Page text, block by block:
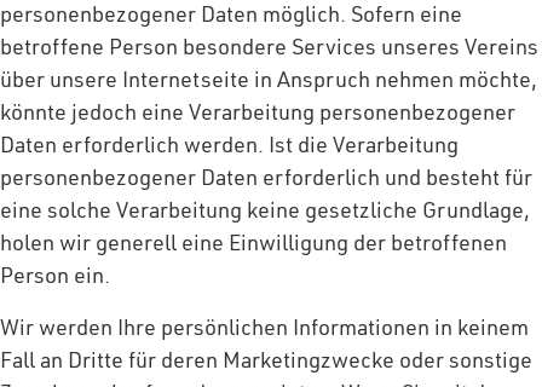
personenbezogener Daten möglich. Sofern eine
betroffene Person besondere Services unseres Vereins
über unsere Internetseite in Anspruch nehmen möchte,
könnte jedoch eine Verarbeitung personenbezogener
Daten erforderlich werden. Ist die Verarbeitung
personenbezogener Daten erforderlich und besteht für
eine solche Verarbeitung keine gesetzliche Grundlage,
holen wir generell eine Einwilligung der betroffenen
Person ein.
Wir werden Ihre persönlichen Informationen in keinem
Fall an Dritte für deren Marketingzwecke oder sonstige